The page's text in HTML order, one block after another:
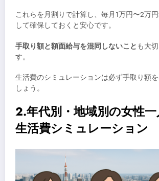
これらを月割りで計算し、毎月1万円〜2万
して確保しておくと安心です。
手取り額と額面給与を混同しないこと も大
す。
生活費のシミュレーションは必ず手取り額
しょう。
2.年代別・地域別の女性
生活費シミュレーション